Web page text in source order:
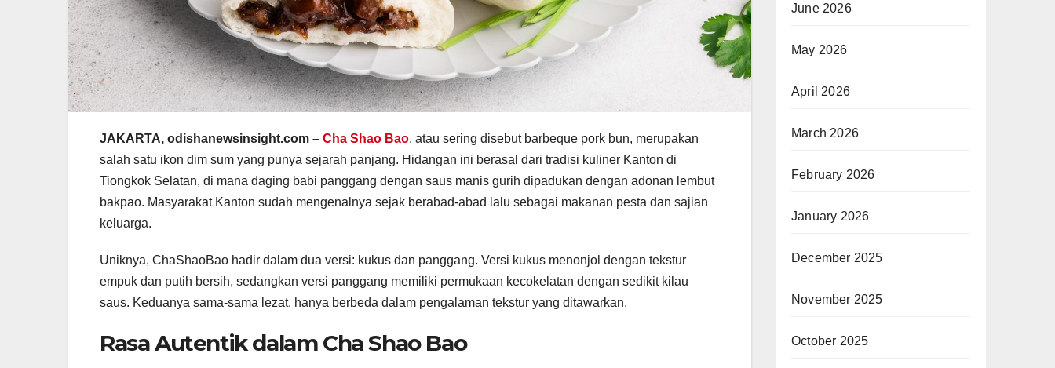
JAKARTA, odishanewsinsight.com – Cha Shao Bao, atau sering disebut barbeque pork bun, merupakan
salah satu ikon dim sum yang punya sejarah panjang. Hidangan ini berasal dari tradisi kuliner Kanton di
Tiongkok Selatan, di mana daging babi panggang dengan saus manis gurih dipadukan dengan adonan lembut
bakpao. Masyarakat Kanton sudah mengenalnya sejak berabad-abad lalu sebagai makanan pesta dan sajian
keluarga.
Uniknya, ChaShaoBao hadir dalam dua versi: kukus dan panggang. Versi kukus menonjol dengan tekstur
empuk dan putih bersih, sedangkan versi panggang memiliki permukaan kecokelatan dengan sedikit kilau
saus. Keduanya sama-sama lezat, hanya berbeda dalam pengalaman tekstur yang ditawarkan.
Rasa Autentik dalam Cha Shao Bao
June 2026
May 2026
April 2026
March 2026
February 2026
January 2026
December 2025
November 2025
October 2025